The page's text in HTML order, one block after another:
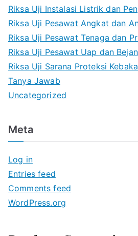
Riksa Uji Instalasi Listrik dan
Riksa Uji Pesawat Angkat dan
Riksa Uji Pesawat Tenaga dan
Riksa Uji Pesawat Uap dan
Riksa Uji Sarana Proteksi
Tanya Jawab
Uncategorized
Meta
Log in
Entries feed
Comments feed
WordPress.org